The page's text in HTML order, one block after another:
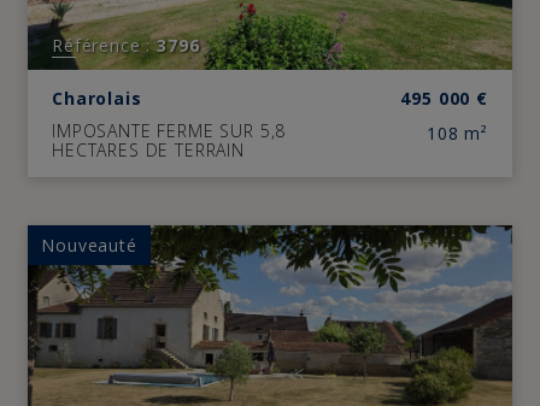
Référence :3796
Charolais 495 000 €
IMPOSANTE FERME SUR 5,8
HECTARES DE TERRAIN
108 m²
Nouveauté